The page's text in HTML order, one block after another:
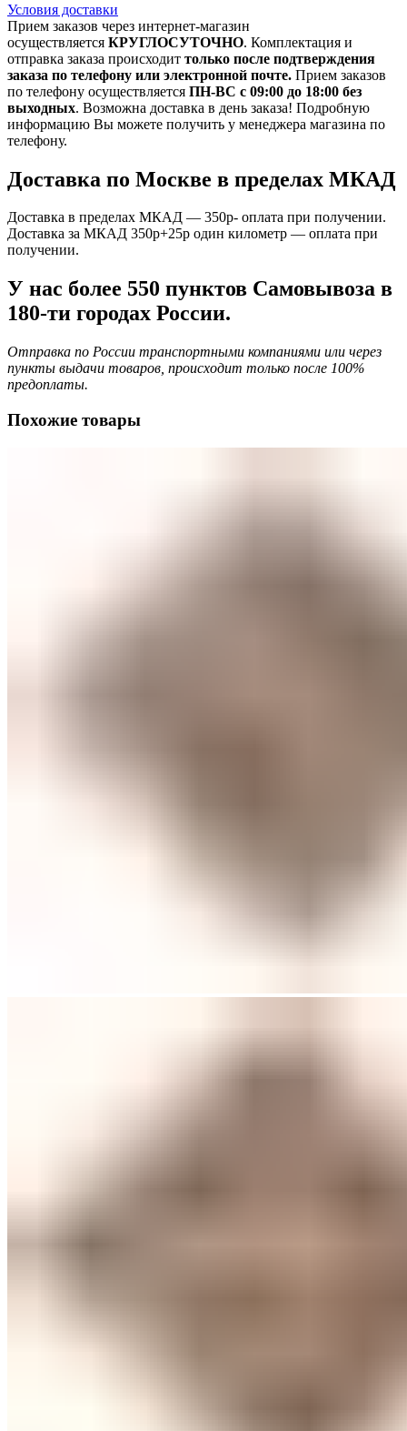
Условия доставки
Прием заказов через интернет-магазин
осуществляется КРУГЛОСУТОЧНО. Комплектация и
отправка заказа происходит только после подтверждения
заказа по телефону или электронной почте. Прием заказов
по телефону осуществляется ПН-ВС с 09:00 до 18:00 без
выходных. Возможна доставка в день заказа! Подробную
информацию Вы можете получить у менеджера магазина по
телефону.
Доставка по Москве в пределах МКАД
Доставка в пределах МКАД — 350р- оплата при получении.
Доставка за МКАД 350р+25р один километр — оплата при
получении.
У нас более 550 пунктов Самовывоза в
180-ти городах России.
Отправка по России транспортными компаниями или через
пункты выдачи товаров, происходит только после 100%
предоплаты.
Похожие товары